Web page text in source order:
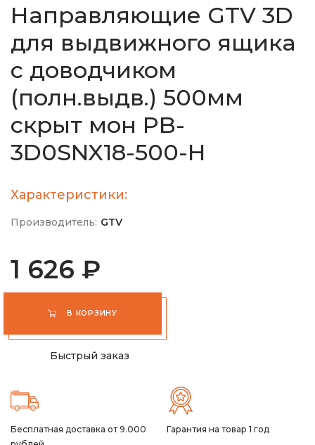
Направляющие GTV 3D
для выдвижного ящика
с доводчиком
(полн.выдв.) 500мм
скрыт мон PB-
3D0SNX18-500-H
Характеристики:
Производитель: GTV
1 626 ₽
В КОРЗИНУ
Быстрый заказ
Бесплатная доставка от 9.000
Гарантия на товар 1 год